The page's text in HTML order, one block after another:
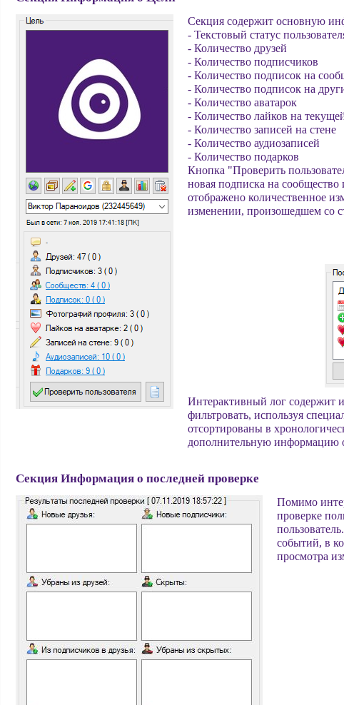
Секция содержит основную
- Текстовый статус
- Количество друзей
- Количество подписчиков
- Количество подписок на
- Количество подписок на
- Количество аватарок
- Количество лайков на
- Количество записей на стене
- Количество аудиозаписей
- Количество подарков
Кнопка "Проверить
новая подписка на
отображено количественное
изменении, произошедшем со
Интерактивный лог содержит
фильтровать, используя
отсортированы в
дополнительную информацию
Секция Информация о последней проверке
Помимо
проверке
событий, в
просмотра